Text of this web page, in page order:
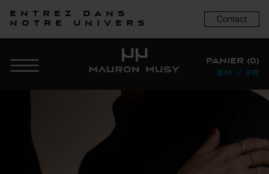
Entrez dans
notre univers
Contact
PANIER (0)
EN
/ FR